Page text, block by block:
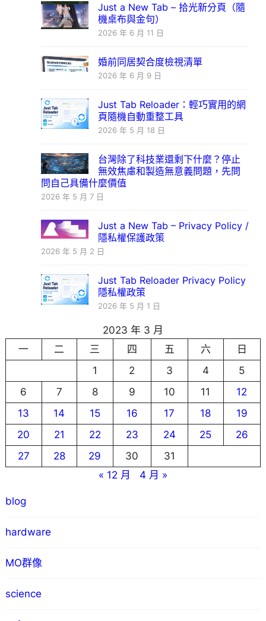
Just a New Tab – 拾光新分頁（隨
機桌布與金句）
2026 年 6 月 11 日
婚前同居契合度檢視清單
2026 年 6 月 9 日
Just Tab Reloader：輕巧實用的網
頁隨機自動重整工具
2026 年 5 月 18 日
台灣除了科技業還剩下什麼？停止
無效焦慮和製造無意義問題，先問
問自己具備什麼價值
2026 年 5 月 7 日
Just a New Tab – Privacy Policy /
隱私權保護政策
2026 年 5 月 2 日
Just Tab Reloader Privacy Policy
隱私權政策
2026 年 5 月 1 日
2023 年 3 月
一
二 三 四 五 六
日
1
2 3 4
5
6
7 8 9 10 11
12
13
14 15 16 17 18
19
20
21 22 23 24 25
26
27
28 29 30
31
« 12 月
4 月 »
blog
hardware
MO群像
science